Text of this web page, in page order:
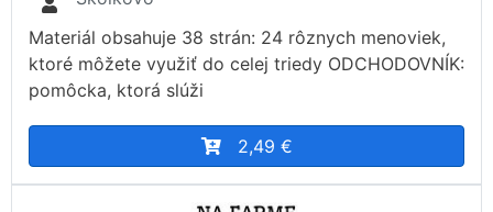
Materiál obsahuje 38 strán: 24 rôznych menoviek,
ktoré môžete využiť do celej triedy ODCHODOVNÍK:
pomôcka, ktorá slúži
2,49 €